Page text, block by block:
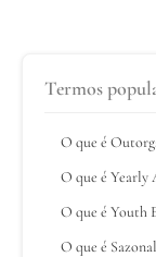
Termos
O que é
O que é Yearly
O que é Youth
O que é